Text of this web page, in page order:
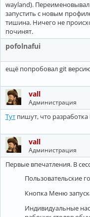
wayland).
запустить с новым
тишина. Ничего не
починят.
pofolnafui
ещё попробовал git
vall
Администрация
Тут пишут, что
vall
Администрация
Первые впечатления. В
Пользовательские
Кнопка Меню
Индивидуальные